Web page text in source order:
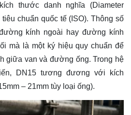
thước danh nghĩa (Diameter
chuẩn quốc tế (ISO). Thông số
kính ngoài hay đường kính
mà là một ký hiệu quy chuẩn để
giữa van và đường ống. Trong hệ
DN15 tương đương với kích
– 21mm tùy loại ống).